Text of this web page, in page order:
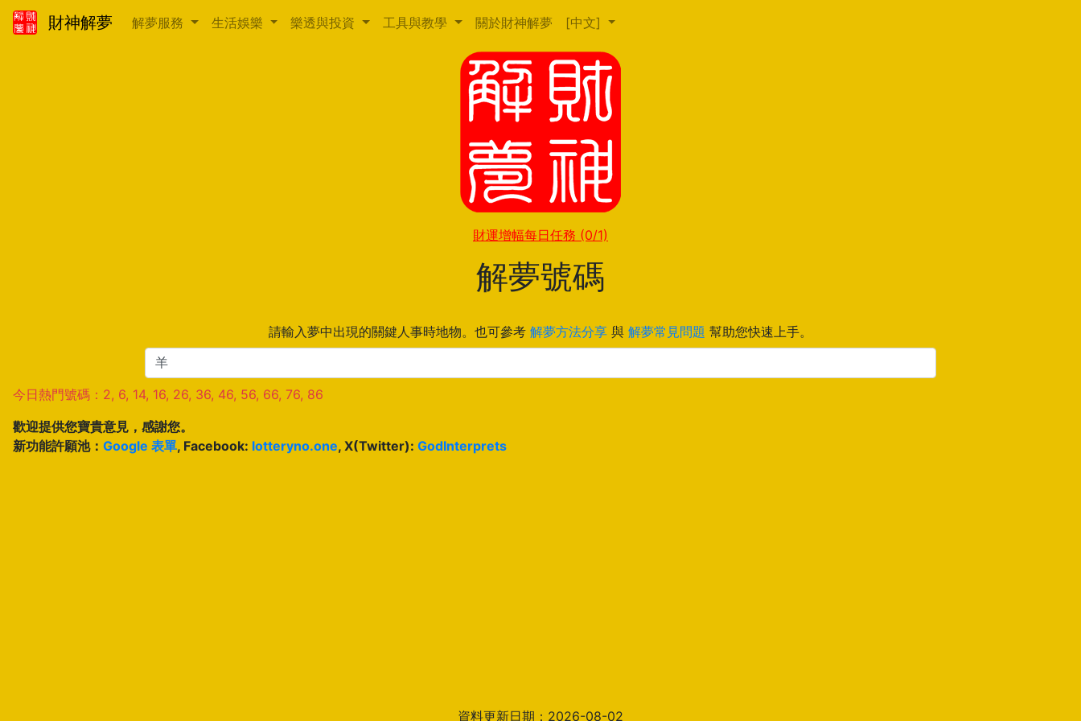
財神解夢 解夢服務 生活娛樂 樂透與投資 工具與教學 關於財神解夢 [中文]
財運增幅每日任務 (0/1)
解夢號碼
請輸入夢中出現的關鍵人事時地物。也可參考 解夢方法分享 與 解夢常見問題 幫助您快速上手。
今日熱門號碼：2, 6, 14, 16, 26, 36, 46, 56, 66, 76, 86
歡迎提供您寶貴意見，感謝您。
新功能許願池： Google 表單, Facebook: lotteryno.one, X(Twitter): GodInterprets
資料更新日期：2026-08-02